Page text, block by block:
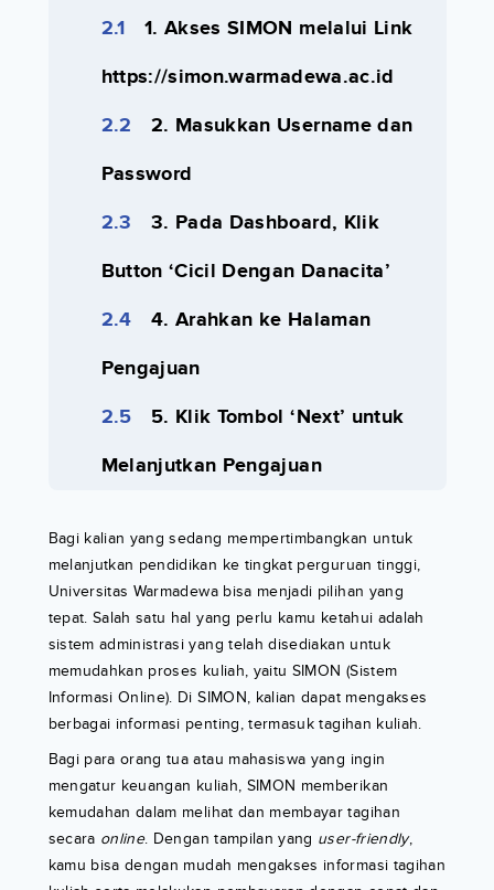
1. Akses SIMON melalui Link
https://simon.warmadewa.ac.id
2. Masukkan Username dan
Password
3. Pada Dashboard, Klik
Button ‘Cicil Dengan Danacita’
4. Arahkan ke Halaman
Pengajuan
5. Klik Tombol ‘Next’ untuk
Melanjutkan Pengajuan
Bagi kalian yang sedang mempertimbangkan untuk
melanjutkan pendidikan ke tingkat perguruan tinggi,
Universitas Warmadewa bisa menjadi pilihan yang
tepat. Salah satu hal yang perlu kamu ketahui adalah
sistem administrasi yang telah disediakan untuk
memudahkan proses kuliah, yaitu SIMON (Sistem
Informasi Online). Di SIMON, kalian dapat mengakses
berbagai informasi penting, termasuk tagihan kuliah.
Bagi para orang tua atau mahasiswa yang ingin
mengatur keuangan kuliah, SIMON memberikan
kemudahan dalam melihat dan membayar tagihan
secara online. Dengan tampilan yang user-friendly,
kamu bisa dengan mudah mengakses informasi tagihan